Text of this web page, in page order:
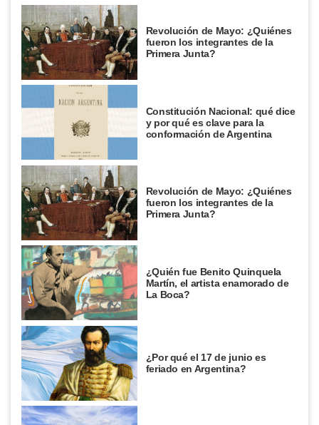
Revolución de Mayo: ¿Quiénes
fueron los integrantes de la
Primera Junta?
Constitución Nacional: qué dice
y por qué es clave para la
conformación de Argentina
Revolución de Mayo: ¿Quiénes
fueron los integrantes de la
Primera Junta?
¿Quién fue Benito Quinquela
Martín, el artista enamorado de
La Boca?
¿Por qué el 17 de junio es
feriado en Argentina?